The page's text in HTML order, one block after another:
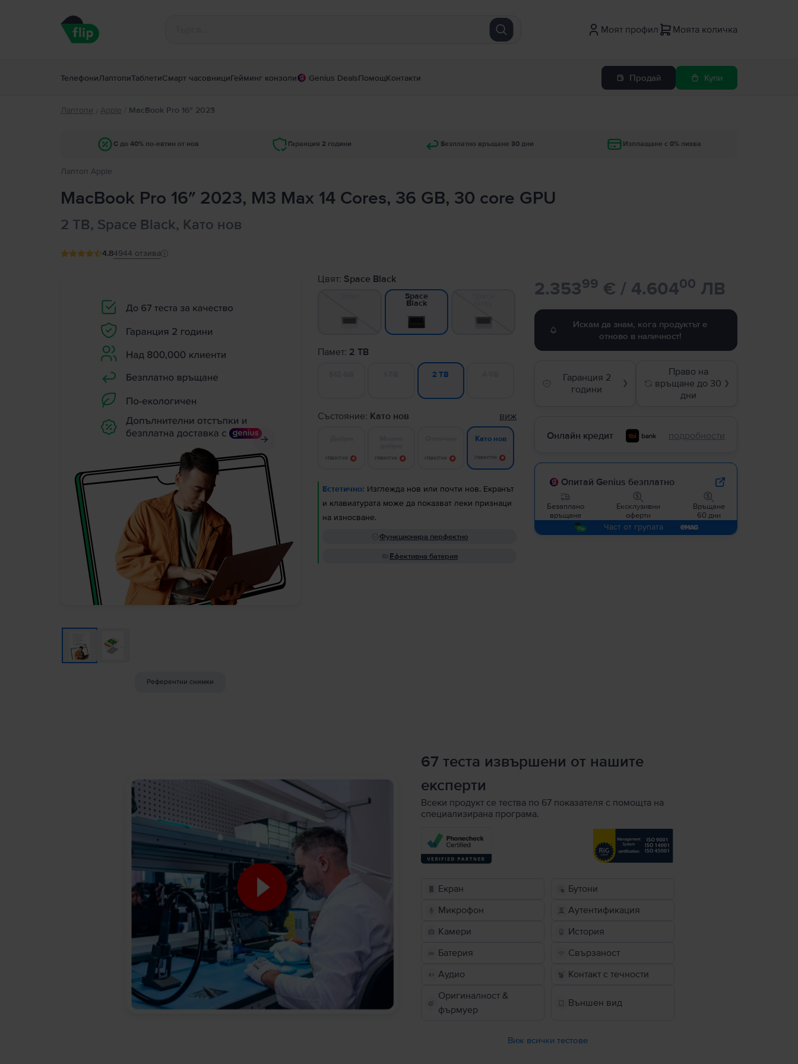
Моят профил Моята количка
ТелефониЛаптопиТаблетиСмарт часовнициГейминг конзоли Genius DealsПомощКонтакти Продай Купи
Лаптопи / Apple / MacBook Pro 16″ 2023
С до 40% по-евтин от нов Гаранция 2 години Безплатно връщане 30 дни Изплащане с 0% лихва
Лаптоп Apple
MacBook Pro 16″ 2023, M3 Max 14 Cores, 36 GB, 30 core GPU
2 TB, Space Black, Като нов
4.84944 отзива
Референтни снимки
Цвят: Space Black
Space
Black
Памет: 2 TB
2 TB
Състояние: Като нов виж
Известие Известие Известие
Като нов
Известие
Естетично: Изглежда нов или почти нов. Екранът
и клавиатурата може да показват леки признаци
на износване.
Функционира перфектно
Ефективна батерия
2.35399 € / 4.60400 ЛВ
Искам да знам, кога продуктът е
отново в наличност!
Гаранция 2
години
❯
Право на
връщане до 30
дни
❯
Онлайн кредит подробности
Опитай Genius безплатно
Безаплано
връщане
Ексклузивни
оферти
Връщане
60 дни
Част от групата
67 теста извършени от нашите
експерти
Всеки продукт се тества по 67 показателя с помощта на
специализирана програма.
Екран
Бутони
Микрофон
Аутентификация
Камери
История
Батерия
Свързаност
Аудио
Контакт с течности
Оригиналност &
фърмуер
Външен вид
Виж всички тестове